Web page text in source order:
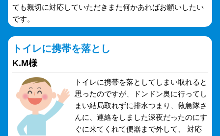
ても親切に対応していただきまた何かあればお願いしたい
です。
トイレに携帯を落とし
K.M様
トイレに携帯を落としてしまい取れると
思ったのですが、ドンドン奥に行ってし
まい結局取れずに排水つまり、救急隊さ
んに、連絡をしました深夜だったのにす
ぐに来てくれて便器まで外して、 対応